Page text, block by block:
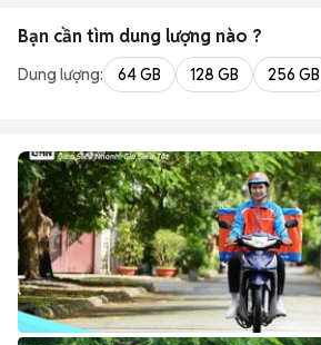
Bạn cần tìm dung lượng nào ?
Dung lượng: 64 GB 128 GB 256 GB